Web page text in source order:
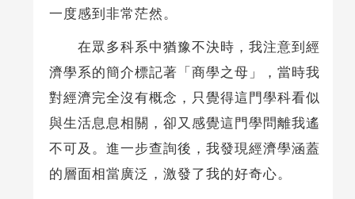
一度感到非常茫然。
在眾多科系中猶豫不決時，我注意到經
濟學系的簡介標記著「商學之母」，當時我
對經濟完全沒有概念，只覺得這門學科看似
與生活息息相關，卻又感覺這門學問離我遙
不可及。進一步查詢後，我發現經濟學涵蓋
的層面相當廣泛，激發了我的好奇心。